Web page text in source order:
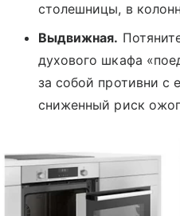
столешницы, в
Выдвижная.
духового шкафа
за собой противни
сниженный риск